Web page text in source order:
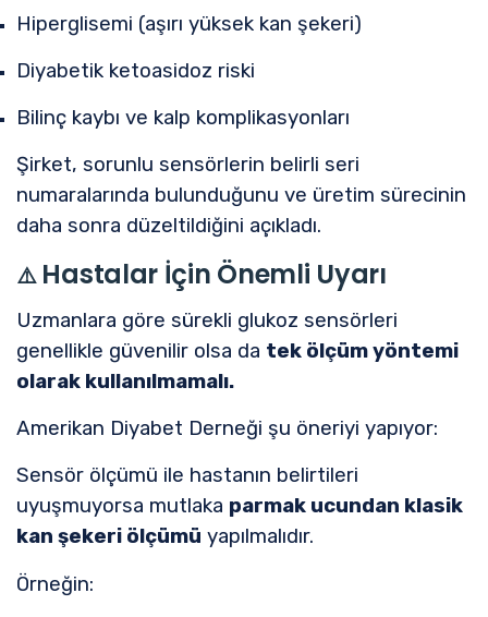
Hiperglisemi (aşırı yüksek kan şekeri)
Diyabetik ketoasidoz riski
Bilinç kaybı ve kalp komplikasyonları
Şirket, sorunlu sensörlerin belirli seri
numaralarında bulunduğunu ve üretim sürecinin
daha sonra düzeltildiğini açıkladı.
⚠️ Hastalar İçin Önemli Uyarı
Uzmanlara göre sürekli glukoz sensörleri
genellikle güvenilir olsa da tek ölçüm yöntemi
olarak kullanılmamalı.
Amerikan Diyabet Derneği şu öneriyi yapıyor:
Sensör ölçümü ile hastanın belirtileri
uyuşmuyorsa mutlaka parmak ucundan klasik
kan şekeri ölçümü yapılmalıdır.
Örneğin: